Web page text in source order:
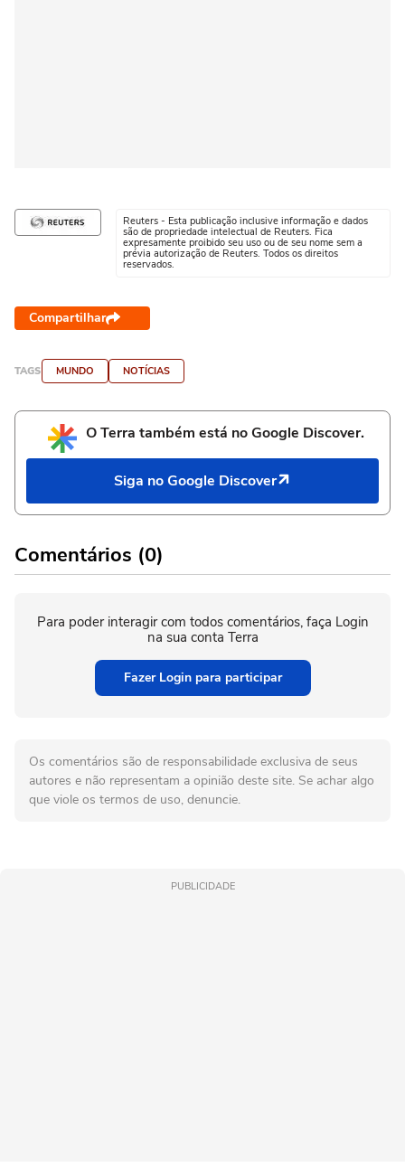
Reuters - Esta publicação inclusive informação e dados
são de propriedade intelectual de Reuters. Fica
expresamente proibido seu uso ou de seu nome sem a
prévia autorização de Reuters. Todos os direitos
reservados.
Compartilhar
TAGS MUNDO NOTÍCIAS
O Terra também está no Google Discover.
Siga no Google Discover
Comentários (0)
Para poder interagir com todos comentários, faça Login
na sua conta Terra
Fazer Login para participar
Os comentários são de responsabilidade exclusiva de seus
autores e não representam a opinião deste site. Se achar algo
que viole os termos de uso, denuncie.
PUBLICIDADE